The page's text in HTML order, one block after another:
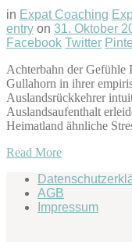
in Expat Coaching
entry on 31. Oktober
Facebook Twitter
Achterbahn der Gefühle
Gullahorn in ihrer
Auslandsrückkehrer
Auslandsaufenthalt
Heimatland ähnliche
Read More
AGB
Impressum